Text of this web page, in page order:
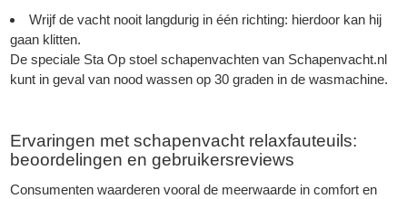
Wrijf de vacht nooit langdurig in één richting: hierdoor kan hij
gaan klitten.
De speciale Sta Op stoel schapenvachten van Schapenvacht.nl
kunt in geval van nood wassen op 30 graden in de wasmachine.
Ervaringen met schapenvacht relaxfauteuils:
beoordelingen en gebruikersreviews
Consumenten waarderen vooral de meerwaarde in comfort en